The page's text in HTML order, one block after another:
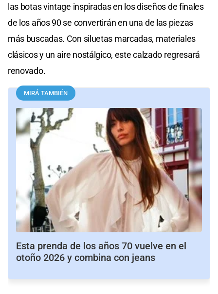
las botas vintage inspiradas en los diseños de finales
de los años 90 se convertirán en una de las piezas
más buscadas. Con siluetas marcadas, materiales
clásicos y un aire nostálgico, este calzado regresará
renovado.
MIRÁ TAMBIÉN
Esta prenda de los años 70 vuelve en el
otoño 2026 y combina con jeans